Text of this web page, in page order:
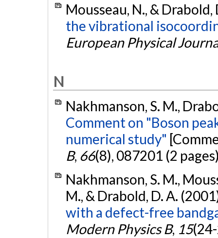
Mousseau, N., &
the vibrational
European Physical
N
Nakhmanson, S. M.,
Comment on "Boson
numerical study"
B, 66(8), 087201 (2
Nakhmanson, S. M.,
M., & Drabold, D. A.
with a defect-free
Modern Physics B, 15